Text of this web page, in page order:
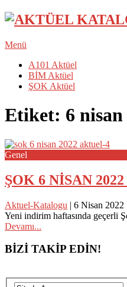
Menü
A101 Aktüel
BİM Aktüel
ŞOK Aktüel
Etiket: 6
Genel
ŞOK 6 NİSAN
Aktuel-Katalogu | 6 Nisan 2022
Yeni indirim haftasında geçerli
Devamı...
Posts
navigation
BİZİ TAKİP EDİN!